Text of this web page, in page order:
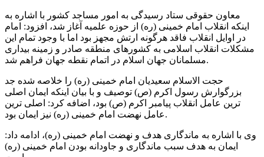
معاون حقوقی ستاد رسیدگی به امور مساجد کشور با اشاره به
اینکه انقلاب امام خمینی (ره) از حوزه علمیه آغاز شد، افزود: امام
در اوایل انقلاب فاقد هرگونه ارتش مجهز بود اما با وجود تمام این
مشکلات انقلاب اسلامی به کشورهای منطقه صادر و زمینه بیداری
مسلمانان جهان اسلام در اتمام نقطه جهان فراهم شد.
حجت الاسلام سعیدیان امام خمینی (ره) را خلاصه شده جد
بزرگوارش رسول اکرم (ص) توصیف و با بیان اینکه ایمان اصلی
ترین عامل انقلاب پیامبر اکرم (ص) بود، اضافه کرد: اصلی ترین
عامل نهضت امام خمینی (ره) نیز ایمان بود.
وی با اشاره به ماندگاری هدف و نهضت امام خمینی (ره)، ادامه داد:
ایمان به هدف سبب ماندگاری و جاودانه بودن امام خمینی (ره)